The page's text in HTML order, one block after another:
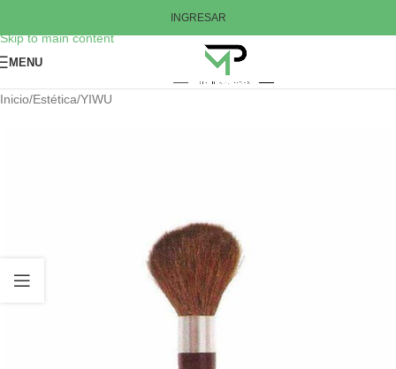
Skip to main content
INGRESAR
MENU
Inicio/Estética/YIWU